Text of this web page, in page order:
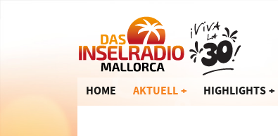
HOME AKTUELL HIGHLIGHTS